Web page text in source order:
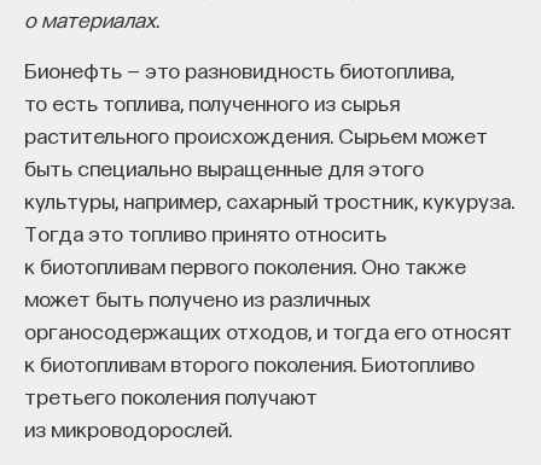
о материалах.
Бионефть — это разновидность биотоплива,
то есть топлива, полученного из сырья
растительного происхождения. Сырьем может
быть специально выращенные для этого
культуры, например, сахарный тростник, кукуруза.
Тогда это топливо принято относить
к биотопливам первого поколения. Оно также
может быть получено из различных
органосодержащих отходов, и тогда его относят
к биотопливам второго поколения. Биотопливо
третьего поколения получают
из микроводорослей.
Они обсуждают, как университеты выбирают
образования раскрываются на длинной дистанции,
и что на самом деле должен уметь студент,
выходящий в сложный и быстро меняющийся мир.
А еще — почему ИИ не стоит просто запрещать,
как использовать его для диалога, и зачем
университету учить не только знаниям, но и самой
практике мышления и коммуникации.